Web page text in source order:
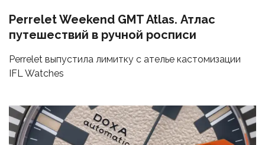
Perrelet Weekend GMT Atlas. Атлас
путешествий в ручной росписи
Perrelet выпустила лимитку с ателье кастомизации
IFL Watches